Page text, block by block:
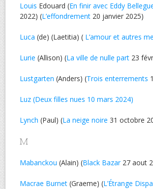
Louis Edouard (En finir avec Eddy
2022) (L’effondrement 20 janvier 2025)
Luca (de) (Laetitia) ( L’amour et autres
Lurie (Allison) (La ville de nulle part 23
Lustgarten (Anders) (Trois enterrements
Luz (Deux filles nues 10 mars 2024)
Lynch (Paul) (La neige noire 31 octobre
M
Mabanckou (Alain) (Black Bazar27 aout
Macrae Burnet (Graeme) (L’Étrange